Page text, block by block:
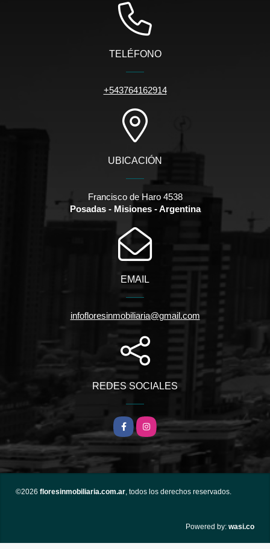
TELÉFONO
+543764162914
UBICACIÓN
Francisco de Haro 4538
Posadas - Misiones - Argentina
EMAIL
infofloresinmobiliaria@gmail.com
REDES SOCIALES
FacebookInstagram
©2026 floresinmobiliaria.com.ar, todos los derechos reservados.
Powered by: wasi.co